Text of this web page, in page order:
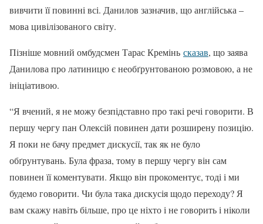
вивчити її повинні всі. Данилов зазначив, що англійська –
мова цивілізованого світу.
Пізніше мовний омбудсмен Тарас Кремінь сказав, що заява
Данилова про латиницю є необґрунтованою розмовою, а не
ініціативою.
“Я вчений, я не можу безпідставно про такі речі говорити. В
першу чергу пан Олексій повинен дати розширену позицію.
Я поки не бачу предмет дискусії, так як не було
обґрунтувань. Була фраза, тому в першу чергу він сам
повинен її коментувати. Якщо він прокоментує, тоді і ми
будемо говорити. Чи була така дискусія щодо переходу? Я
вам скажу навіть більше, про це ніхто і не говорить і ніколи